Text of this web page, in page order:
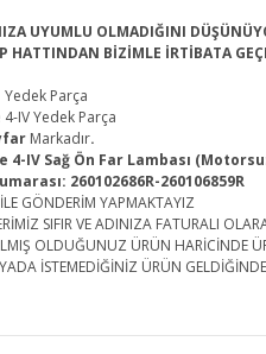
UYUMLU OLMADIĞINI
HATTINDAN BİZİMLE İRTİBATA
Parça
IV Yedek Parça
Markadır.
4-IV Sağ Ön Far Lambası
260102686R-260106859R
GÖNDERİM YAPMAKTAYIZ
SIFIR VE ADINIZA FATURALI
OLDUĞUNUZ ÜRÜN HARİCİNDE
İSTEMEDİĞİNİZ ÜRÜN